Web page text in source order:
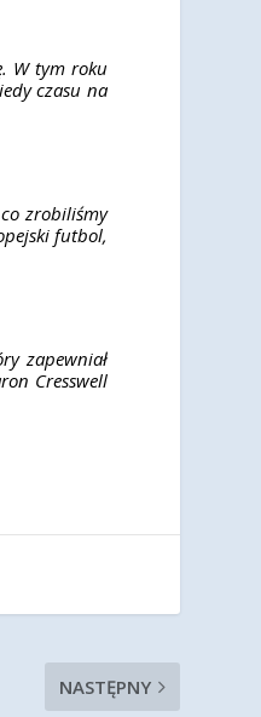
W tym roku
czasu na
zrobiliśmy
futbol,
zapewniał
Cresswell
NASTĘPNY